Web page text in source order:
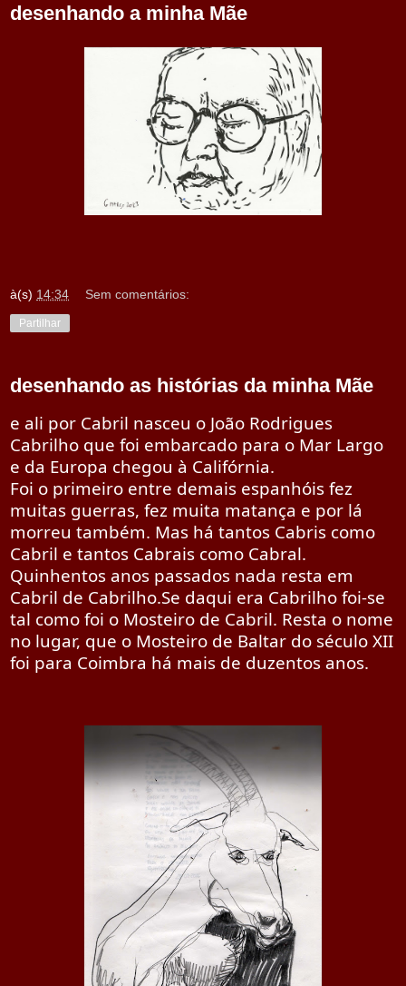
desenhando a minha Mãe
à(s) 14:34 Sem comentários:
Partilhar
desenhando as histórias da minha Mãe
e ali por Cabril nasceu o João Rodrigues
Cabrilho que foi embarcado para o Mar Largo
e da Europa chegou à Califórnia.
Foi o primeiro entre demais espanhóis fez
muitas guerras, fez muita matança e por lá
morreu também. Mas há tantos Cabris como
Cabril e tantos Cabrais como Cabral.
Quinhentos anos passados nada resta em
Cabril de Cabrilho.Se daqui era Cabrilho foi-se
tal como foi o Mosteiro de Cabril. Resta o nome
no lugar, que o Mosteiro de Baltar do século XII
foi para Coimbra há mais de duzentos anos.